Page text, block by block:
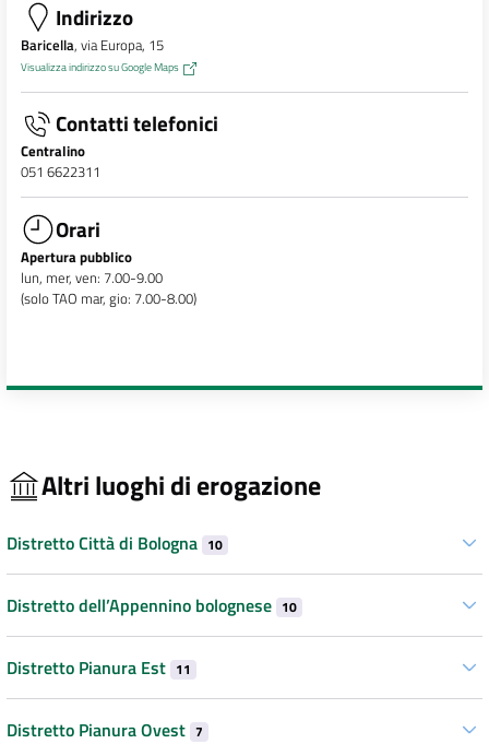
Indirizzo
Baricella, via Europa, 15
Visualizza indirizzo su Google Maps
Contatti telefonici
Centralino
051 6622311
Orari
Apertura pubblico
lun, mer, ven: 7.00-9.00
(solo TAO mar, gio: 7.00-8.00)
Altri luoghi di erogazione
Distretto Città di Bologna 10
Distretto dell’Appennino bolognese 10
Distretto Pianura Est 11
Distretto Pianura Ovest 7